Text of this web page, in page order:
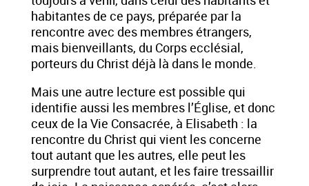
habitantes de ce pays, préparée par la
rencontre avec des membres étrangers,
mais bienveillants, du Corps ecclésial,
porteurs du Christ déjà là dans le monde.
Mais une autre lecture est possible qui
identifie aussi les membres l’Église, et donc
ceux de la Vie Consacrée, à Elisabeth : la
rencontre du Christ qui vient les concerne
tout autant que les autres, elle peut les
surprendre tout autant, et les faire tressaillir